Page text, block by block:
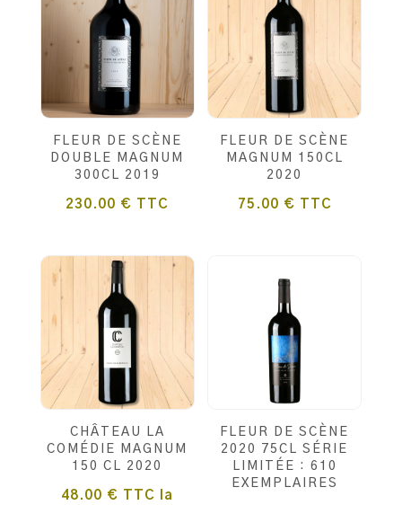
FLEUR DE SCÈNE
DOUBLE MAGNUM
300CL 2019
230.00 € TTC
FLEUR DE SCÈNE
MAGNUM 150CL
2020
75.00 € TTC
CHÂTEAU LA
COMÉDIE MAGNUM
150 CL 2020
48.00 € TTC la
FLEUR DE SCÈNE
2020 75CL SÉRIE
LIMITÉE : 610
EXEMPLAIRES